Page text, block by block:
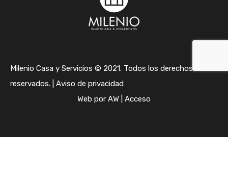
Milenio Casa y Servicios © 2021. Todos los derechos
reservados. | Aviso de privacidad
Web por AW Acceso